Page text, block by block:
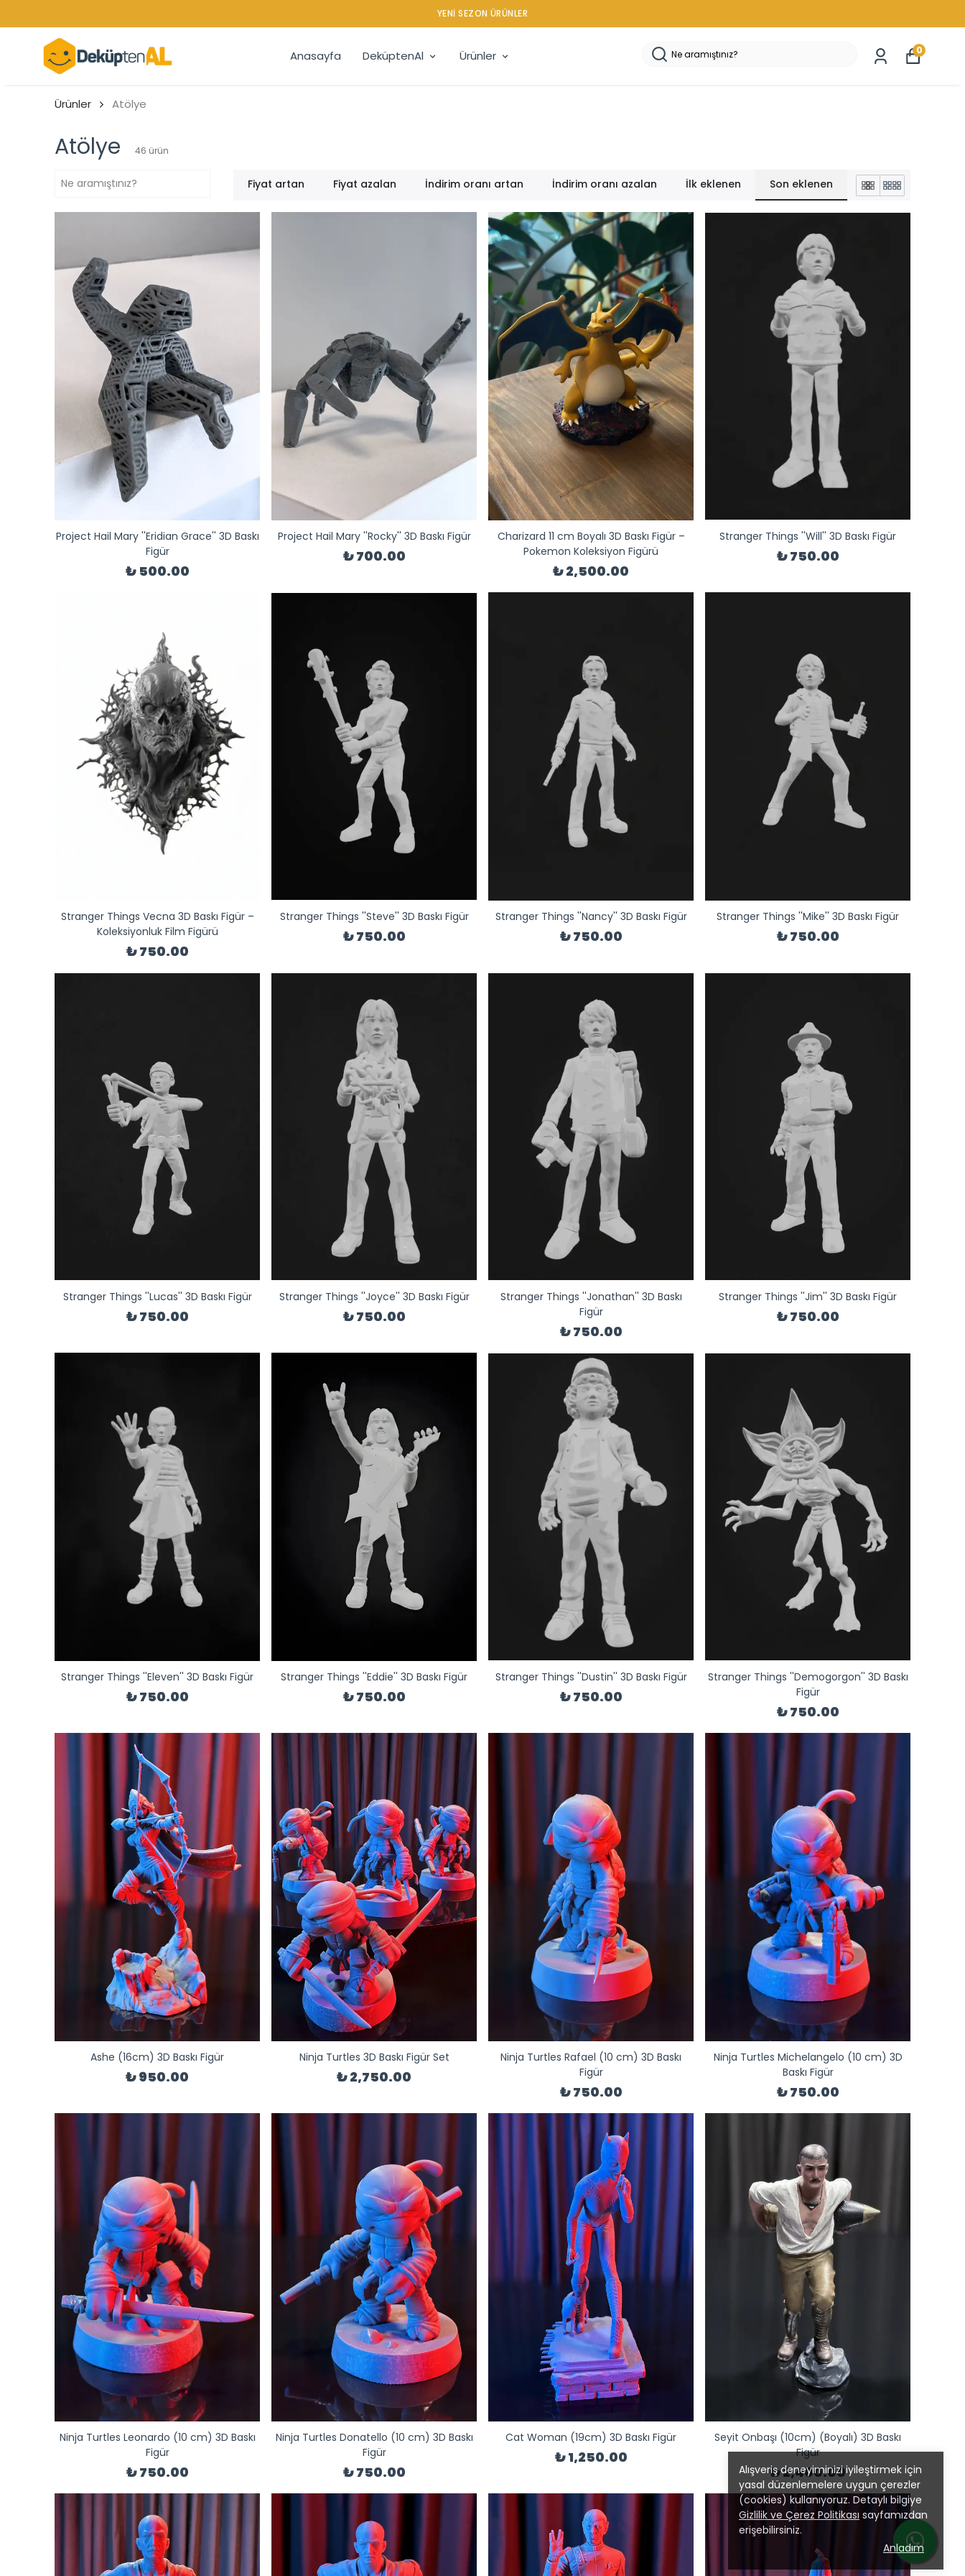
YENI SEZON ÜRÜNLER
Anasayfa DeküptenAl Ürünler 0
Alışveriş deneyiminizi iyileştirmek için
yasal düzenlemelere uygun çerezler
(cookies) kullanıyoruz. Detaylı bilgiye
Gizlilik ve Çerez Politikası sayfamızdan
erişebilirsiniz.
Anladım
Ürünler Atölye
Atölye 46 ürün
Fiyat artan Fiyat azalan İndirim oranı artan İndirim oranı azalan İlk eklenen Son eklenen
Project Hail Mary ''Eridian Grace'' 3D Baskı
Figür
₺ 500.00
Project Hail Mary ''Rocky'' 3D Baskı Figür
₺ 700.00
Charizard 11 cm Boyalı 3D Baskı Figür –
Pokemon Koleksiyon Figürü
₺ 2,500.00
Stranger Things ''Will'' 3D Baskı Figür
₺ 750.00
Stranger Things Vecna 3D Baskı Figür –
Koleksiyonluk Film Figürü
₺ 750.00
Stranger Things ''Steve'' 3D Baskı Figür
₺ 750.00
Stranger Things ''Nancy'' 3D Baskı Figür
₺ 750.00
Stranger Things ''Mike'' 3D Baskı Figür
₺ 750.00
Stranger Things ''Lucas'' 3D Baskı Figür
₺ 750.00
Stranger Things ''Joyce'' 3D Baskı Figür
₺ 750.00
Stranger Things ''Jonathan'' 3D Baskı
Figür
₺ 750.00
Stranger Things ''Jim'' 3D Baskı Figür
₺ 750.00
Stranger Things ''Eleven'' 3D Baskı Figür
₺ 750.00
Stranger Things ''Eddie'' 3D Baskı Figür
₺ 750.00
Stranger Things ''Dustin'' 3D Baskı Figür
₺ 750.00
Stranger Things ''Demogorgon'' 3D Baskı
Figür
₺ 750.00
Ashe (16cm) 3D Baskı Figür
₺ 950.00
Ninja Turtles 3D Baskı Figür Set
₺ 2,750.00
Ninja Turtles Rafael (10 cm) 3D Baskı
Figür
₺ 750.00
Ninja Turtles Michelangelo (10 cm) 3D
Baskı Figür
₺ 750.00
Ninja Turtles Leonardo (10 cm) 3D Baskı
Figür
₺ 750.00
Ninja Turtles Donatello (10 cm) 3D Baskı
Figür
₺ 750.00
Cat Woman (19cm) 3D Baskı Figür
₺ 1,250.00
Seyit Onbaşı (10cm) (Boyalı) 3D Baskı
Figür
₺ 2,400.00